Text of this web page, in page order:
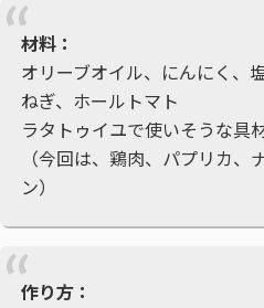
材料：
オリーブオイル、にんにく、
ねぎ、ホールトマト
ラタトゥイユで使いそうな具
（今回は、鶏肉、パプリカ、
ン）
作り方：